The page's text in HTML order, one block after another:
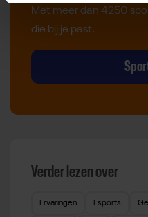
Met meer dan 4250
die bij je past.
Verder lezen over
Ervaringen Esports